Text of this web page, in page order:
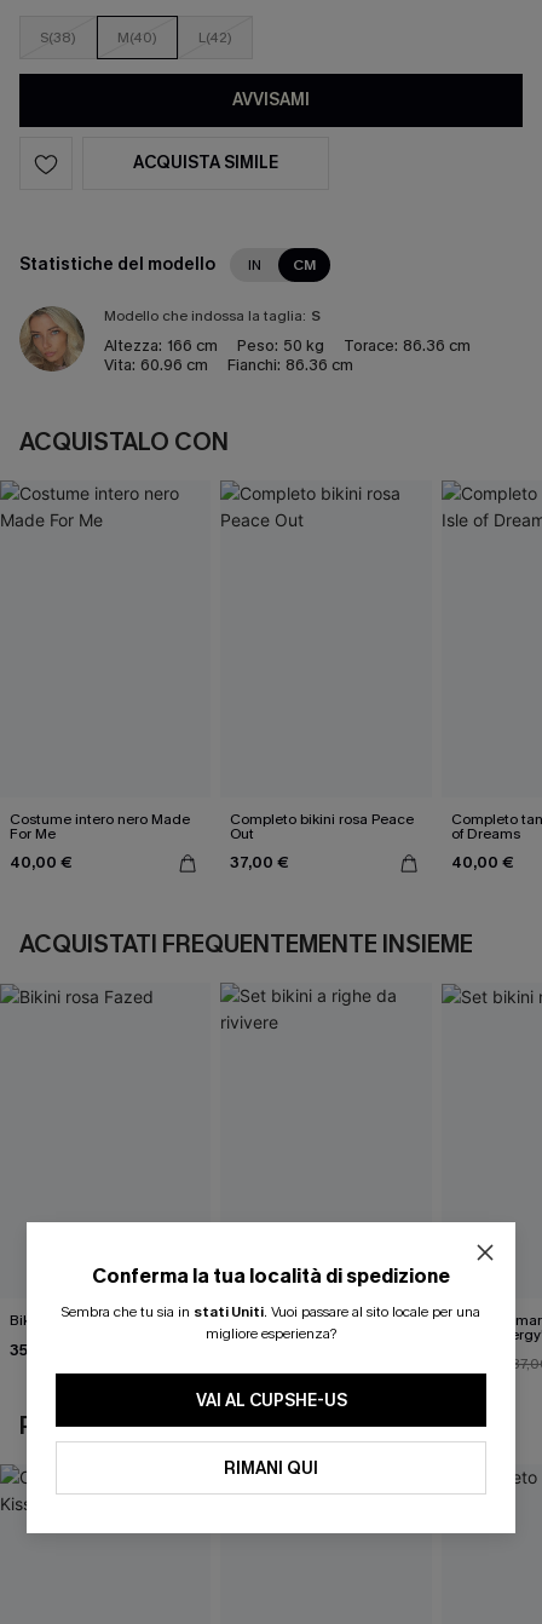
S(38) M(40) L(42)
AVVISAMI
ACQUISTA SIMILE
Statistiche del modello IN CM
Modello che indossa la taglia: S
Altezza: 166 cm Peso: 50 kg Torace: 86.36 cm
Vita: 60.96 cm Fianchi: 86.36 cm
ACQUISTALO CON
Costume intero nero Made
For Me
40,00 €
Completo bikini rosa Peace
Out
37,00 €
Completo
of Dreams
40,00 €
ACQUISTATI FREQUENTEMENTE INSIEME
Bikini rosa Fazed
35,00 €
Set bikini a righe da rivivere Set bikini
Office
POTREBBE INTERESSARTI ANCHE
Conferma la tua località di spedizione
Sembra che tu sia in stati Uniti. Vuoi passare al sito locale per una
migliore esperienza?
VAI AL CUPSHE-US
RIMANI QUI